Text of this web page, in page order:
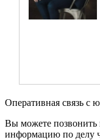
Оперативная связь с
Вы можете позвонить
информацию по делу